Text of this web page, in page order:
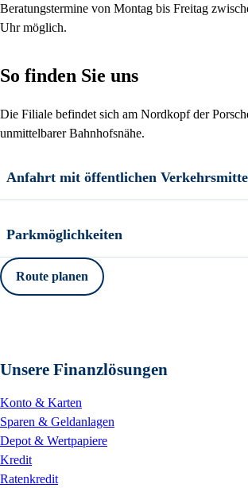
Beratungstermine von Montag bis Freitag
Uhr möglich.
So finden Sie uns
Die Filiale befindet sich am Nordkopf der
unmittelbarer Bahnhofsnähe.
Anfahrt mit öffentlichen
Parkmöglichkeiten
Route planen
Unsere Finanzlösungen
Konto & Karten
Sparen & Geldanlagen
Depot & Wertpapiere
Kredit
Ratenkredit